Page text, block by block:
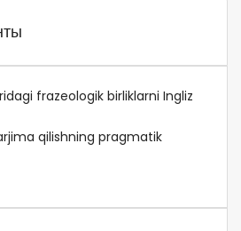
frazeologik birliklarni Ingliz
qilishning pragmatik